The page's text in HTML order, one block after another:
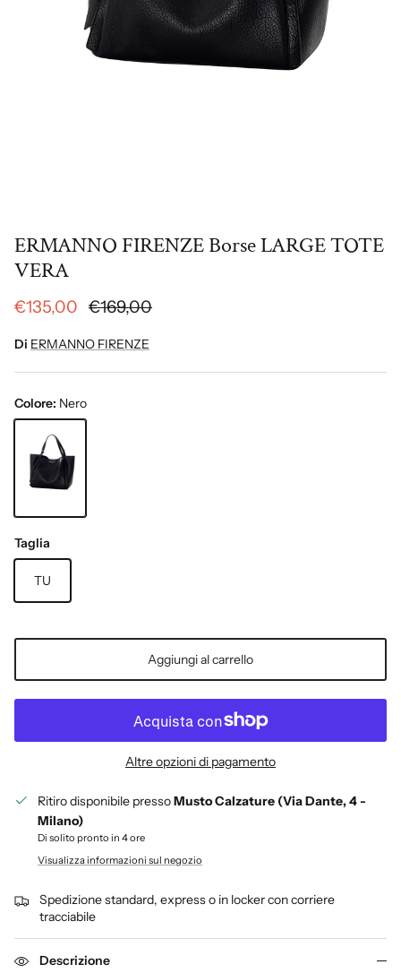
ERMANNO FIRENZE Borse LARGE TOTE
VERA
€135,00 €169,00
Di ERMANNO FIRENZE
Colore: Nero
Taglia
TU
Aggiungi al carrello
Altre opzioni di pagamento
Ritiro disponibile pressoMusto Calzature (Via Dante, 4 -
Milano)
Di solito pronto in 4 ore
Visualizza informazioni sul negozio
Spedizione standard, express o in locker con corriere
tracciabile
Descrizione